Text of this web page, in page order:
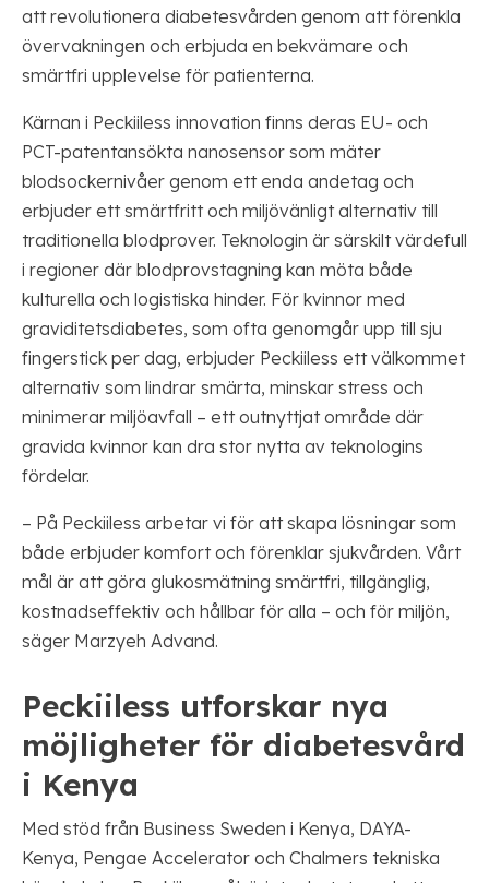
att revolutionera diabetesvården genom att förenkla
övervakningen och erbjuda en bekvämare och
smärtfri upplevelse för patienterna.
Kärnan i Peckiiless innovation finns deras EU- och
PCT-patentansökta nanosensor som mäter
blodsockernivåer genom ett enda andetag och
erbjuder ett smärtfritt och miljövänligt alternativ till
traditionella blodprover. Teknologin är särskilt värdefull
i regioner där blodprovstagning kan möta både
kulturella och logistiska hinder. För kvinnor med
graviditetsdiabetes, som ofta genomgår upp till sju
fingerstick per dag, erbjuder Peckiiless ett välkommet
alternativ som lindrar smärta, minskar stress och
minimerar miljöavfall – ett outnyttjat område där
gravida kvinnor kan dra stor nytta av teknologins
fördelar.
– På Peckiiless arbetar vi för att skapa lösningar som
både erbjuder komfort och förenklar sjukvården. Vårt
mål är att göra glukosmätning smärtfri, tillgänglig,
kostnadseffektiv och hållbar för alla – och för miljön,
säger Marzyeh Advand.
Peckiiless utforskar nya
möjligheter för diabetesvård
i Kenya
Med stöd från Business Sweden i Kenya, DAYA-
Kenya, Pengae Accelerator och Chalmers tekniska